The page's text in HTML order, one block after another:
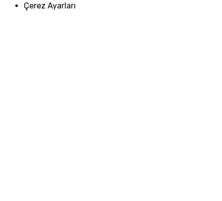
Çerez Ayarları